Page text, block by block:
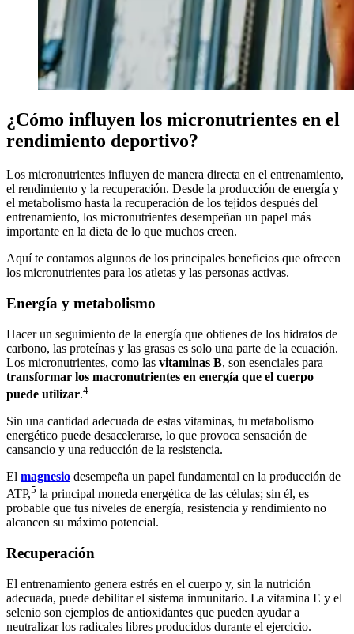
¿Cómo influyen los micronutrientes en el
rendimiento deportivo?
Los micronutrientes influyen de manera directa en el entrenamiento,
el rendimiento y la recuperación. Desde la producción de energía y
el metabolismo hasta la recuperación de los tejidos después del
entrenamiento, los micronutrientes desempeñan un papel más
importante en la dieta de lo que muchos creen.
Aquí te contamos algunos de los principales beneficios que ofrecen
los micronutrientes para los atletas y las personas activas.
Energía y metabolismo
Hacer un seguimiento de la energía que obtienes de los hidratos de
carbono, las proteínas y las grasas es solo una parte de la ecuación.
Los micronutrientes, como las vitaminas B, son esenciales para
transformar los macronutrientes en energía que el cuerpo
puede utilizar.4
Sin una cantidad adecuada de estas vitaminas, tu metabolismo
energético puede desacelerarse, lo que provoca sensación de
cansancio y una reducción de la resistencia.
El magnesio desempeña un papel fundamental en la producción de
ATP,5 la principal moneda energética de las células; sin él, es
probable que tus niveles de energía, resistencia y rendimiento no
alcancen su máximo potencial.
Recuperación
El entrenamiento genera estrés en el cuerpo y, sin la nutrición
adecuada, puede debilitar el sistema inmunitario. La vitamina E y el
selenio son ejemplos de antioxidantes que pueden ayudar a
neutralizar los radicales libres producidos durante el ejercicio.